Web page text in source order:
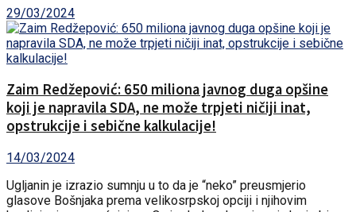
29/03/2024
Zaim Redžepović: 650 miliona javnog duga opšine
koji je napravila SDA, ne može trpjeti ničiji inat,
opstrukcije i sebične kalkulacije!
14/03/2024
Ugljanin je izrazio sumnju u to da je “neko” preusmjerio
glasove Bošnjaka prema velikosrpskoj opciji i njihovim